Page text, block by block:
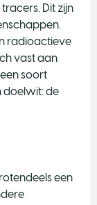
Dit zijn
radioactieve
vast aan
soort
doelwit: de
een